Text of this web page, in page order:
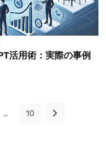
活用術：実際の事例
… 10